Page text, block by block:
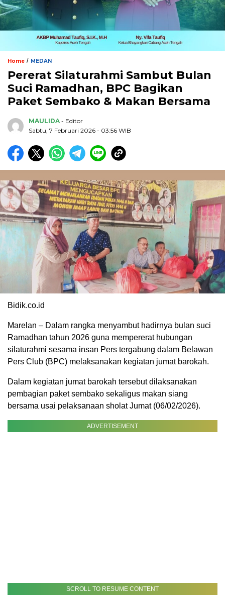
Home / MEDAN
Pererat Silaturahmi Sambut Bulan
Suci Ramadhan, BPC Bagikan
Paket Sembako & Makan Bersama
MAULIDA - Editor
Sabtu, 7 Februari 2026 - 03:56 WIB
Bidik.co.id
Marelan – Dalam rangka menyambut hadirnya bulan suci
Ramadhan tahun 2026 guna mempererat hubungan
silaturahmi sesama insan Pers tergabung dalam Belawan
Pers Club (BPC) melaksanakan kegiatan jumat barokah.
Dalam kegiatan jumat barokah tersebut dilaksanakan
pembagian paket sembako sekaligus makan siang
bersama usai pelaksanaan sholat Jumat (06/02/2026).
ADVERTISEMENT
SCROLL TO RESUME CONTENT